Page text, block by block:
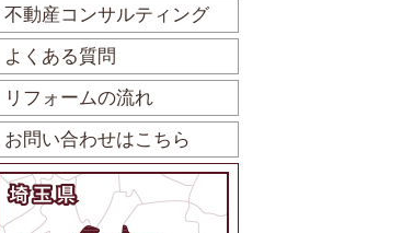
不動産コンサルティング
よくある質問
リフォームの流れ
お問い合わせはこちら